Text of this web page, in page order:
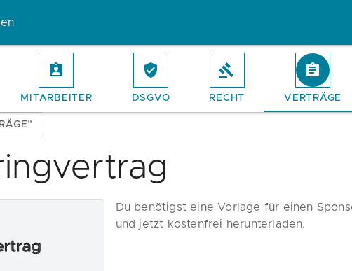
MITARBEITER DSGVO RECHT VERTRÄGE
Du benötigst eine Vorlage für einen
und jetzt kostenfrei herunterladen.